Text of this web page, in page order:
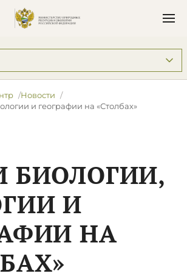
центр
Новости
и географии на «Столбах»
БИОЛОГИИ,
И
НА